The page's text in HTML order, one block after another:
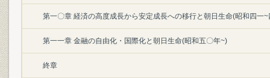
第一〇章 経済の高度成長から安定成長への移行と朝日生命(昭和四一~
第一一章 金融の自由化・国際化と朝日生命(昭和五〇年~)
終章